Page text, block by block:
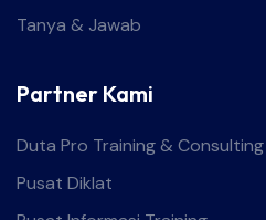
Tanya & Jawab
Partner Kami
Duta Pro Training & Consulting
Pusat Diklat